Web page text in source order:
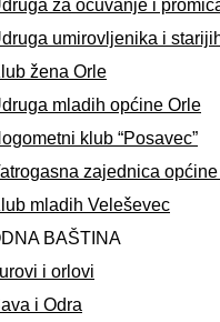
za očuvanje i
umirovljenika i
žena Orle
mladih općine Orle
klub “Posavec”
zajednica
mladih Veleševec
BAŠTINA
i orlovi
i Odra